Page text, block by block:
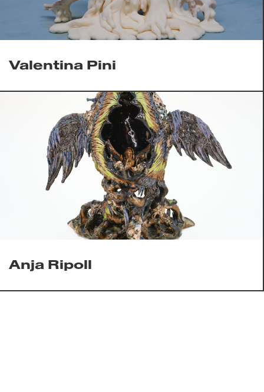
Valentina Pini
Anja Ripoll